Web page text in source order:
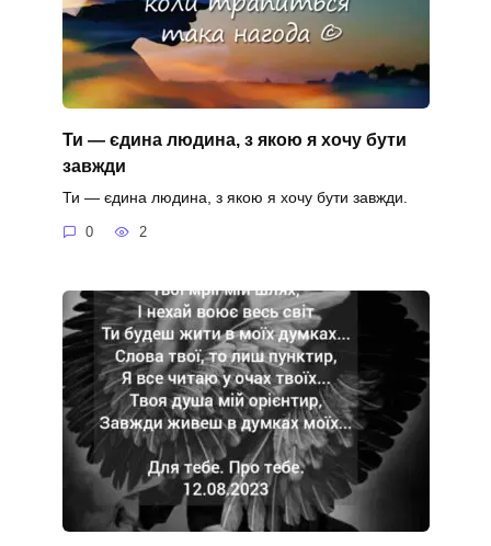
Ти — єдина людина, з якою я хочу бути
завжди
Ти — єдина людина, з якою я хочу бути завжди.
0 2